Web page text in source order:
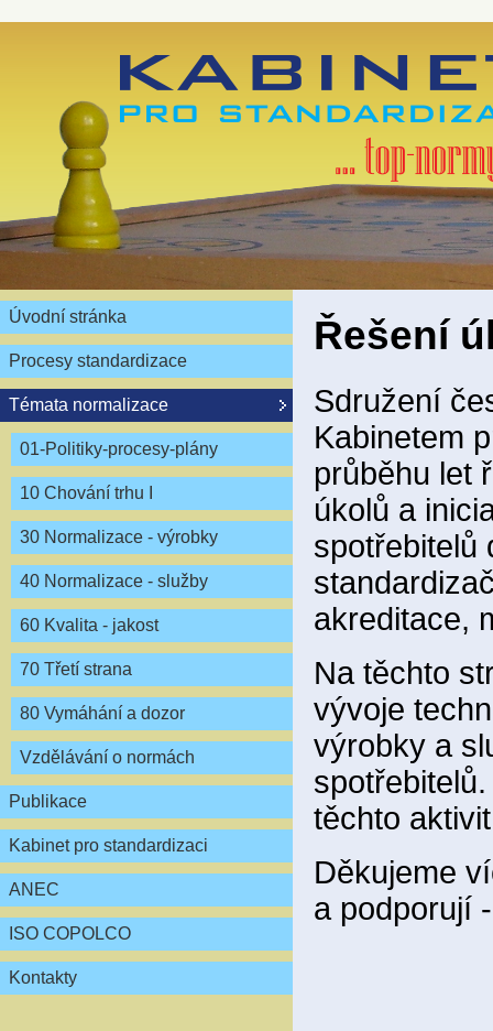
Úvodní stránka
Procesy standardizace
Témata normalizace
01-Politiky-procesy-plány
10 Chování trhu I
30 Normalizace - výrobky
40 Normalizace - služby
60 Kvalita - jakost
70 Třetí strana
80 Vymáhání a dozor
Vzdělávání o normách
Publikace
Kabinet pro standardizaci
ANEC
ISO COPOLCO
Kontakty
Řešení
Sdružení
Kabinetem
průběhu let
úkolů a
spotřebitelů
akreditace,
Na těchto
vývoje
výrobky a
těchto
Děkujeme
a podporují